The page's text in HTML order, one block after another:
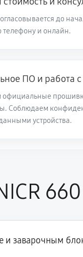
до
телефону и онлайн.
ПО и работа
официальные
Соблюдаем
устройства.
660
и заварочным